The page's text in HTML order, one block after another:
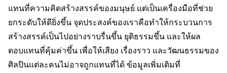
แทนที่ความคิดสร้างสรรค์ของมนุษย์ แต่เป็นเครื่องมือที่ช่วย
ยกระดับให้ดียิ่งขึ้น จุดประสงค์ของเราคือทำให้กระบวนการ
สร้างสรรค์เป็นไปอย่างราบรื่นขึ้น ยุติธรรมขึ้น และให้ผล
ตอบแทนที่คุ้มค่าขึ้น เพื่อให้เสียง เรื่องราว และวัฒนธรรมของ
ศิลปินแต่ละคนไม่อาจถูกแทนที่ได้ ข้อมูลเพิ่มเติมที่